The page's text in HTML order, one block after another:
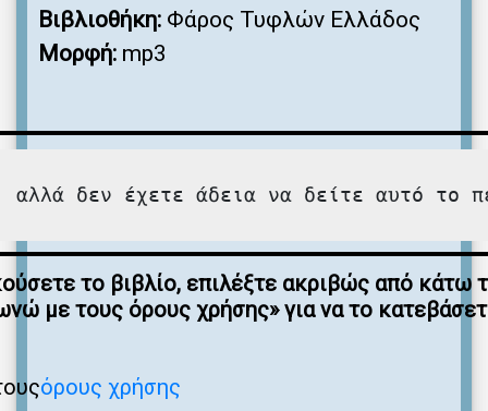
Βιβλιοθήκη: Φάρος Τυφλών Ελλάδος
Μορφή: mp3
αλλά δεν έχετε άδεια να δείτε αυτό το
το βιβλίο, επιλέξτε ακριβώς από κάτω
με τους όρους χρήσης» για να το
όρους χρήσης